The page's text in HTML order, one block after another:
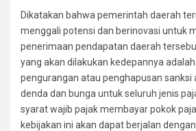
Dikatakan bahwa pemerintah daerah
menggali potensi dan berinovasi untuk
penerimaan pendapatan daerah
yang akan dilakukan kedepannya
pengurangan atau penghapusan
denda dan bunga untuk seluruh jenis
syarat wajib pajak membayar pokok
kebijakan ini akan dapat berjalan